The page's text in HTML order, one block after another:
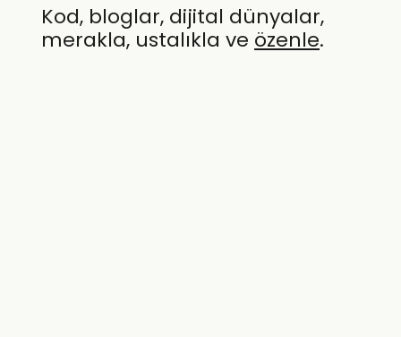
Kod, bloglar, dijital dünyalar,
merakla, ustalıkla ve özenle.